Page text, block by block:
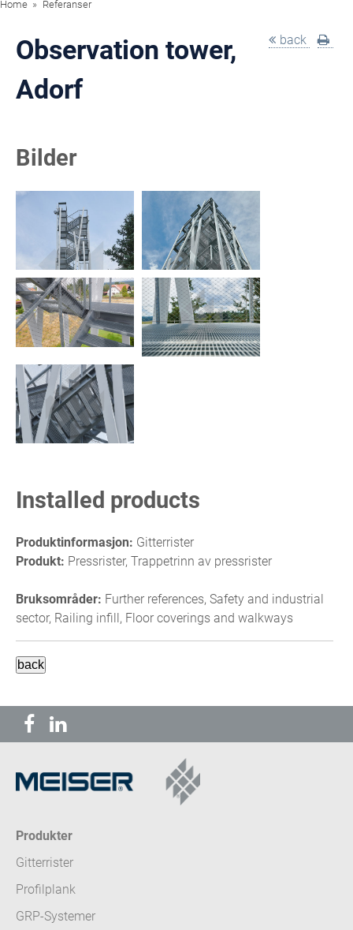
Home Referanser
back
Observation tower,
Adorf
Bilder
Installed products
Produktinformasjon: Gitterrister
Produkt: Pressrister, Trappetrinn av pressrister
Bruksområder: Further references, Safety and industrial
sector, Railing infill, Floor coverings and walkways
Produkter
Gitterrister
Profilplank
GRP-Systemer